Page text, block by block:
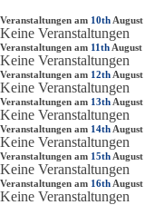
Veranstaltungen am 10th August
Keine Veranstaltungen
Veranstaltungen am 11th August
Keine Veranstaltungen
Veranstaltungen am 12th August
Keine Veranstaltungen
Veranstaltungen am 13th August
Keine Veranstaltungen
Veranstaltungen am 14th August
Keine Veranstaltungen
Veranstaltungen am 15th August
Keine Veranstaltungen
Veranstaltungen am 16th August
Keine Veranstaltungen